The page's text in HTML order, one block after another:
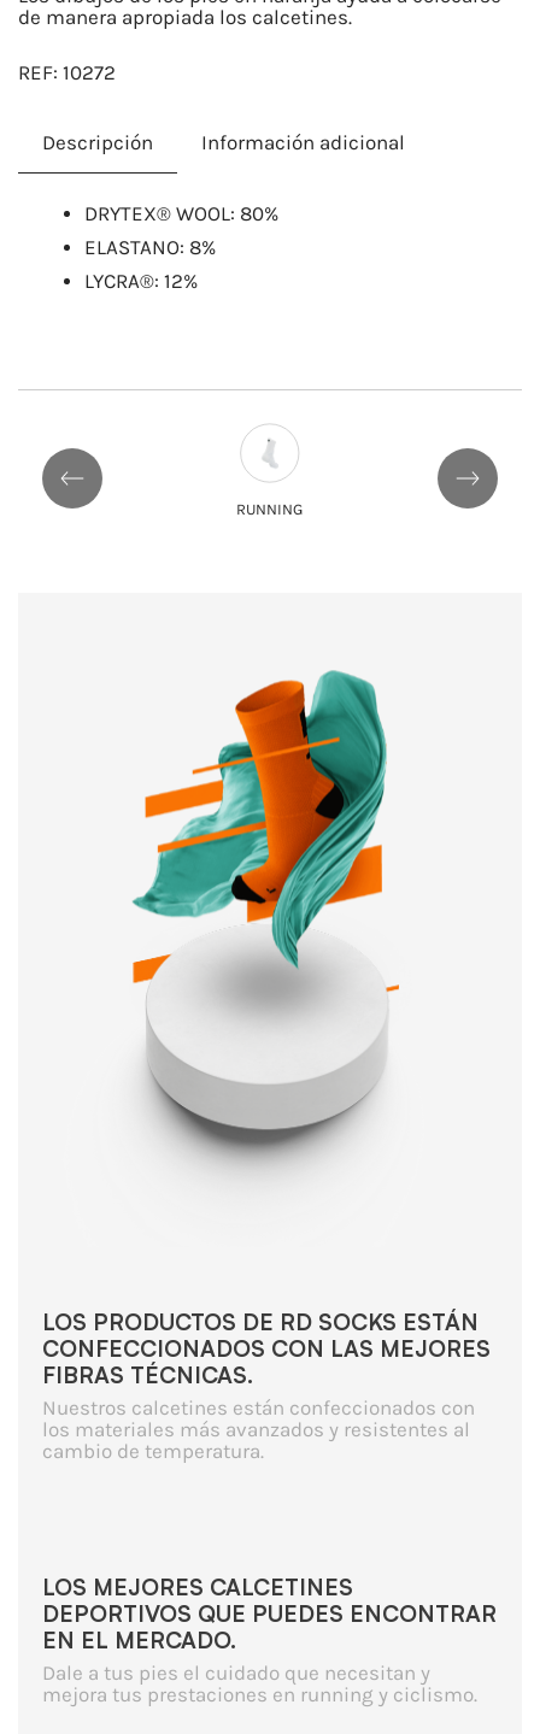
de manera apropiada los calcetines.
REF: 10272
Descripción Información adicional
​DRYTEX® WOOL: 80%
ELASTANO: 8%
LYCRA®: 12%
RUNNING
LOS PRODUCTOS DE RD SOCKS ESTÁN
CONFECCIONADOS CON LAS MEJORES
FIBRAS TÉCNICAS.
Nuestros calcetines están confeccionados con
los materiales más avanzados y resistentes al
cambio de temperatura.
LOS MEJORES CALCETINES
DEPORTIVOS QUE PUEDES ENCONTRAR
EN EL MERCADO.
Dale a tus pies el cuidado que necesitan y
mejora tus prestaciones en running y ciclismo.